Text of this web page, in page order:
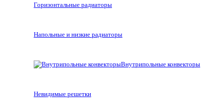
Горизонтальные радиаторы
Напольные и низкие радиаторы
Внутрипольные конвекторы
Невидимые решетки